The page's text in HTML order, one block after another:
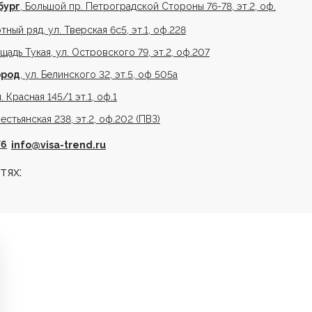
, Большой пр. Петроградской Стороны 76-78, эт.2, оф.
info@visa-trend.ru
238, эт.2, оф.202 (ПВЗ)
ряд, ул. Тверская 6с5, эт.1, оф.228
Тукая, ул. Островского 79, эт.2, оф.207
Красная 145/1 эт.1, оф.1
, ул. Белинского 32, эт.5, оф 505а